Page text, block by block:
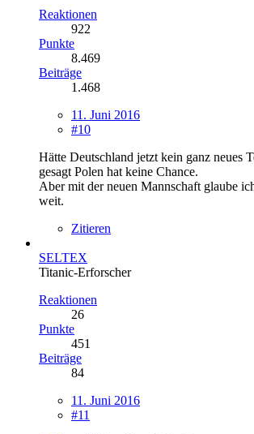
Reaktionen
922
Punkte
8.469
Beiträge
1.468
11. Juni 2016
#10
Hätte Deutschland jetzt kein ganz neues
gesagt Polen hat keine Chance.
Aber mit der neuen Mannschaft glaube
weit.
Zitieren
SELTEX
Titanic-Erforscher
Reaktionen
26
Punkte
451
Beiträge
84
11. Juni 2016
#11